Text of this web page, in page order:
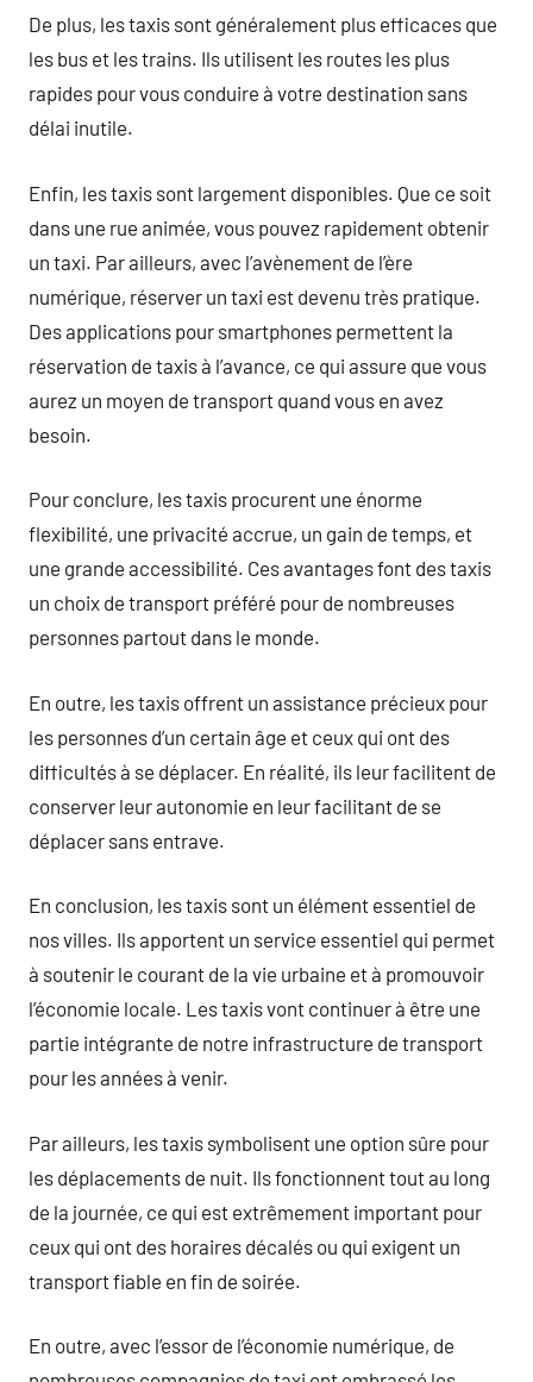
De plus, les taxis sont généralement plus efficaces que
les bus et les trains. Ils utilisent les routes les plus
rapides pour vous conduire à votre destination sans
délai inutile.
Enfin, les taxis sont largement disponibles. Que ce soit
dans une rue animée, vous pouvez rapidement obtenir
un taxi. Par ailleurs, avec l’avènement de l’ère
numérique, réserver un taxi est devenu très pratique.
Des applications pour smartphones permettent la
réservation de taxis à l’avance, ce qui assure que vous
aurez un moyen de transport quand vous en avez
besoin.
Pour conclure, les taxis procurent une énorme
flexibilité, une privacité accrue, un gain de temps, et
une grande accessibilité. Ces avantages font des taxis
un choix de transport préféré pour de nombreuses
personnes partout dans le monde.
En outre, les taxis offrent un assistance précieux pour
les personnes d’un certain âge et ceux qui ont des
difficultés à se déplacer. En réalité, ils leur facilitent de
conserver leur autonomie en leur facilitant de se
déplacer sans entrave.
En conclusion, les taxis sont un élément essentiel de
nos villes. Ils apportent un service essentiel qui permet
à soutenir le courant de la vie urbaine et à promouvoir
l’économie locale. Les taxis vont continuer à être une
partie intégrante de notre infrastructure de transport
pour les années à venir.
Par ailleurs, les taxis symbolisent une option sûre pour
les déplacements de nuit. Ils fonctionnent tout au long
de la journée, ce qui est extrêmement important pour
ceux qui ont des horaires décalés ou qui exigent un
transport fiable en fin de soirée.
En outre, avec l’essor de l’économie numérique, de